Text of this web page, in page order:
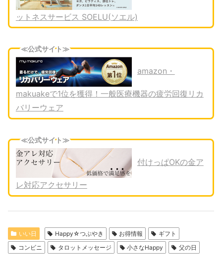
ットネスサービス SOELU(ソエル)
≪公式サイト≫
amazon・
makuakeで1位を獲得！一般医療機器の疲労回復リカ
バリーウェア
≪公式サイト≫
付けっぱOKの金ア
レ対応アクセサリー
いい日 Happy☆つぶやき お得情報
ギフト
コンビニ
タロットメッセージ 小さなHappy 父の日